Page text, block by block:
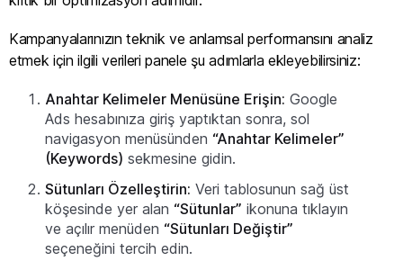
Kampanyalarınızın teknik ve anlamsal performansını analiz
etmek için ilgili verileri panele şu adımlarla ekleyebilirsiniz:
Anahtar Kelimeler Menüsüne Erişin: Google
Ads hesabınıza giriş yaptıktan sonra, sol
navigasyon menüsünden “Anahtar Kelimeler”
(Keywords) sekmesine gidin.
Sütunları Özelleştirin: Veri tablosunun sağ üst
köşesinde yer alan “Sütunlar” ikonuna tıklayın
ve açılır menüden “Sütunları Değiştir”
seçeneğini tercih edin.